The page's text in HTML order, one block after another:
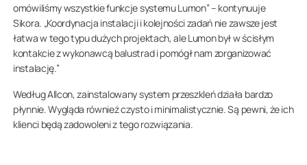
omówiliśmy wszystkie funkcje systemu Lumon” – kontynuuje
Sikora. „Koordynacja instalacji i kolejności zadań nie zawsze jest
łatwa w tego typu dużych projektach, ale Lumon był w ścisłym
kontakcie z wykonawcą balustrad i pomógł nam zorganizować
instalację.”
Według Allcon, zainstalowany system przeszkleń działa bardzo
płynnie. Wygląda również czysto i minimalistycznie. Są pewni, że ich
klienci będą zadowoleni z tego rozwiązania.